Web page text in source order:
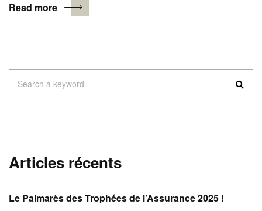
Read more
for:Search a keyword
Articles récents
Le Palmarès des Trophées de l’Assurance 2025 !